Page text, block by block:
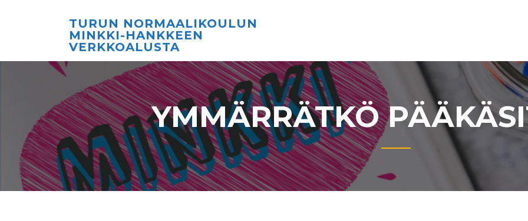
TURUN NORMAALIKOULUN
MINKKI-HANKKEEN
VERKKOALUSTA
YMMÄRRÄTKÖ